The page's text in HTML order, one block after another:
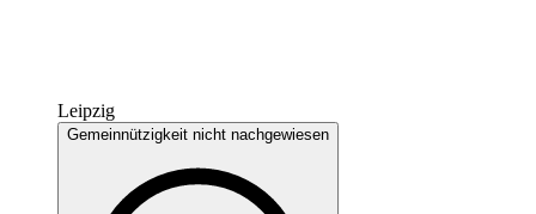
Leipzig
Gemeinnützigkeit nicht nachgewiesen